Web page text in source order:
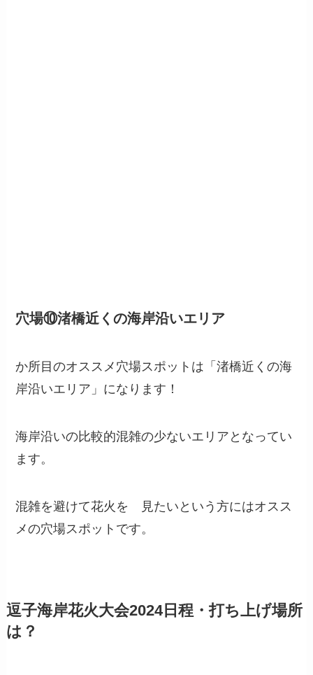
穴場⑩渚橋近くの海岸沿いエリア
か所目のオススメ穴場スポットは「渚橋近くの海
岸沿いエリア」になります！
海岸沿いの比較的混雑の少ないエリアとなってい
ます。
混雑を避けて花火を 見たいという方にはオスス
メの穴場スポットです。
逗子海岸花火大会2024日程・打ち上げ場所
は？